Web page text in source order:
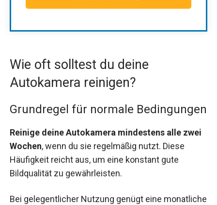
Wie oft solltest du deine
Autokamera reinigen?
Grundregel für normale Bedingungen
Reinige deine Autokamera mindestens alle zwei
Wochen, wenn du sie regelmäßig nutzt. Diese
Häufigkeit reicht aus, um eine konstant gute
Bildqualität zu gewährleisten.
Bei gelegentlicher Nutzung genügt eine monatliche